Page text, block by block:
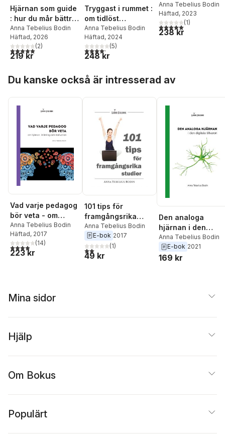
Hjärnan som guide
: hur du mår bättre,
förstår bättre och
gör bättre val
Anna Tebelius Bodin
Häftad, 2026
5,0utav 5 stjärnor. Totalt antal röster:
(2)
219 kr
Tryggast i rummet :
om tidlöst
ledarskap
Anna Tebelius Bodin
Häftad, 2024
4,2utav 5 stjärnor. Totalt antal röster:
(5)
248 kr
Anna Tebelius Bodin
Häftad, 2023
5,0utav 5 stjärnor.
(1)
238 kr
Du kanske också är intresserad av
Vad varje pedagog
bör veta - om
hjärnan, inlärning
och motivation
Anna Tebelius Bodin
Häftad, 2017
3,9utav 5 stjärnor. Totalt antal röster:
(14)
223 kr
101 tips för
framgångsrika
studier
Anna Tebelius Bodin
E-bok 2017
2,0utav 5 stjärnor. Totalt antal röster:
(1)
49 kr
Den analoga
hjärnan i den
digitala tillvaron
Anna Tebelius Bodin
E-bok 2021
169 kr
Mina sidor
Hjälp
Om Bokus
Populärt